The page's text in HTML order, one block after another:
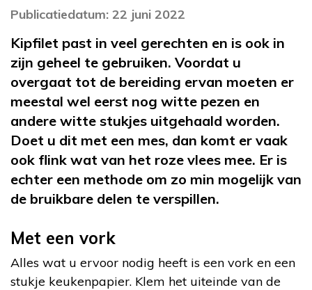
Publicatiedatum: 22 juni 2022
Kipfilet past in veel gerechten en is ook in
zijn geheel te gebruiken. Voordat u
overgaat tot de bereiding ervan moeten er
meestal wel eerst nog witte pezen en
andere witte stukjes uitgehaald worden.
Doet u dit met een mes, dan komt er vaak
ook flink wat van het roze vlees mee. Er is
echter een methode om zo min mogelijk van
de bruikbare delen te verspillen.
Met een vork
Alles wat u ervoor nodig heeft is een vork en een
stukje keukenpapier. Klem het uiteinde van de